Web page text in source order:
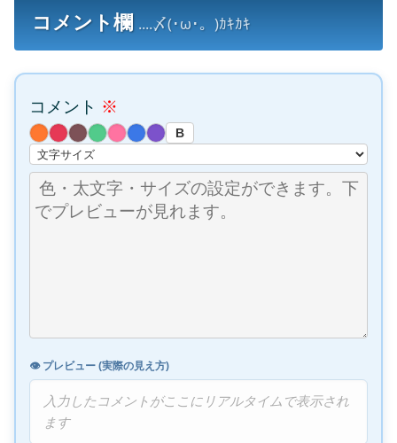
コメント欄 ....〆(･ω･。)ｶｷｶｷ
コメント ※
B
👁️ プレビュー (実際の見え方)
入力したコメントがここにリアルタイムで表示され
ます